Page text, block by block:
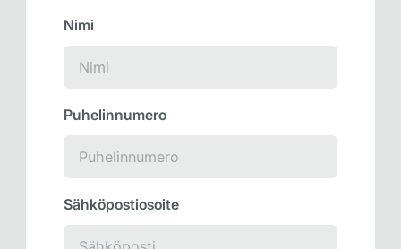
Nimi
Puhelinnumero
Sähköpostiosoite